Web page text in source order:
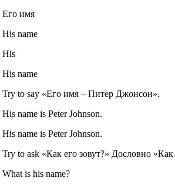
Его имя
His name
His
His name
Try to say «Его имя – Питер Джонсон».
His name is Peter Johnson.
His name is Peter Johnson.
Try to ask «Как его зовут?» Дословно «Как
What is his name?